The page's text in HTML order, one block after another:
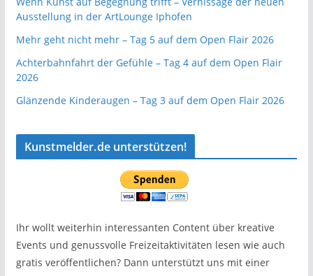
Ausstellung in der ArtLounge Iphofen
Mehr geht nicht mehr – Tag 5 auf dem Open Flair 2026
Achterbahnfahrt der Gefühle – Tag 4 auf dem Open Flair
2026
Glänzende Kinderaugen – Tag 3 auf dem Open Flair 2026
Kunstmelder.de unterstützen!
Ihr wollt weiterhin interessanten Content über kreative
Events und genussvolle Freizeitaktivitäten lesen wie auch
gratis veröffentlichen? Dann unterstützt uns mit einer